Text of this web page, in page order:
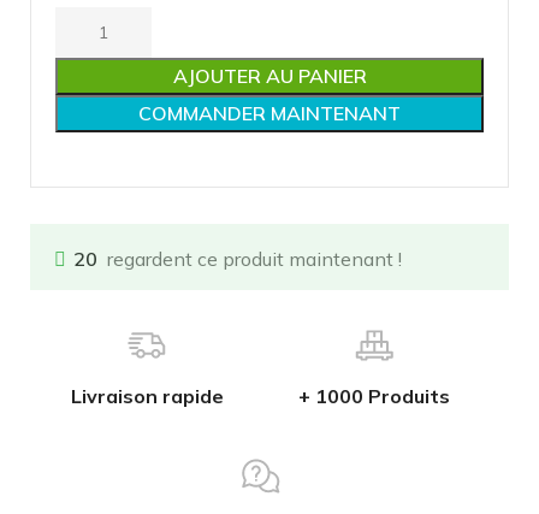
AJOUTER AU PANIER
COMMANDER MAINTENANT
20 regardent ce produit maintenant !
Livraison rapide + 1000 Produits